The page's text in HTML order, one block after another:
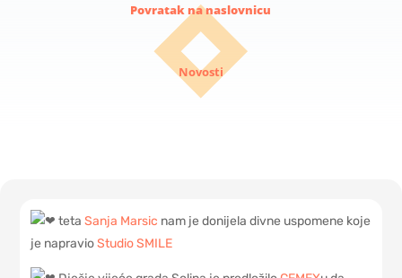
Povratak na naslovnicu
Novosti
tetaSanja Marsic nam je donijela divne uspomene koje
je napravioStudio SMILE